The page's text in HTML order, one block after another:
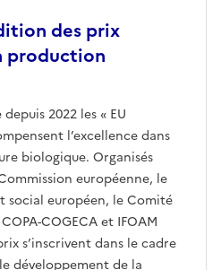
des prix
production
2022 les « EU
l’excellence dans
biologique. Organisés
européenne, le
social européen, le Comité
COGECA et IFOAM
s’inscrivent dans le cadre
développement de la